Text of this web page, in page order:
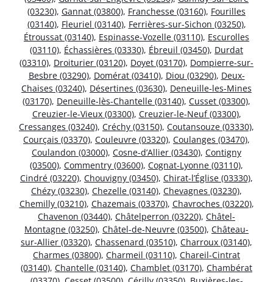
(03230), Gannat (03800), Franchesse (03160), Fourilles
(03140), Fleuriel (03140), Ferrières-sur-Sichon (03250),
Étroussat (03140), Espinasse-Vozelle (03110), Escurolles
(03110), Échassières (03330), Ébreuil (03450), Durdat
(03310), Droiturier (03120), Doyet (03170), Dompierre-sur-
Besbre (03290), Domérat (03410), Diou (03290), Deux-
Chaises (03240), Désertines (03630), Deneuille-les-Mines
(03170), Deneuille-lès-Chantelle (03140), Cusset (03300),
Creuzier-le-Vieux (03300), Creuzier-le-Neuf (03300),
Cressanges (03240), Créchy (03150), Coutansouze (03330),
Courçais (03370), Couleuvre (03320), Coulanges (03470),
Coulandon (03000), Cosne-d’Allier (03430), Contigny
(03500), Commentry (03600), Cognat-Lyonne (03110),
Cindré (03220), Chouvigny (03450), Chirat-l’Église (03330),
Chézy (03230), Chezelle (03140), Chevagnes (03230),
Chemilly (03210), Chazemais (03370), Chavroches (03220),
Chavenon (03440), Châtelperron (03220), Châtel-
Montagne (03250), Châtel-de-Neuvre (03500), Château-
sur-Allier (03320), Chassenard (03510), Charroux (03140),
Charmes (03800), Charmeil (03110), Chareil-Cintrat
(03140), Chantelle (03140), Chamblet (03170), Chambérat